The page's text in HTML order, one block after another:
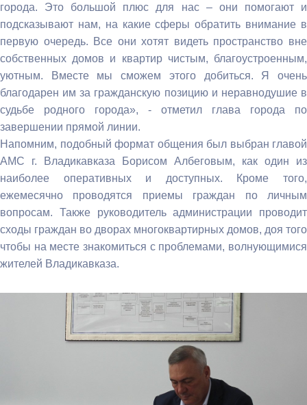
города. Это большой плюс для нас – они помогают и
подсказывают нам, на какие сферы обратить внимание в
первую очередь. Все они хотят видеть пространство вне
собственных домов и квартир чистым, благоустроенным,
уютным. Вместе мы сможем этого добиться. Я очень
благодарен им за гражданскую позицию и неравнодушие в
судьбе родного города», - отметил глава города по
завершении прямой линии.
Напомним, подобный формат общения был выбран главой
АМС г. Владикавказа Борисом Албеговым, как один из
наиболее оперативных и доступных. Кроме того,
ежемесячно проводятся приемы граждан по личным
вопросам. Также руководитель администрации проводит
сходы граждан во дворах многоквартирных домов, доя того
чтобы на месте знакомиться с проблемами, волнующимися
жителей Владикавказа.